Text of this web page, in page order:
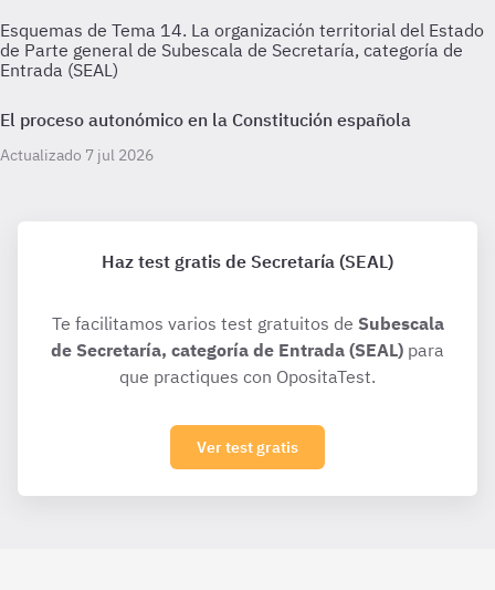
Esquemas de Tema 14. La organización territorial del Estado
de Parte general de Subescala de Secretaría, categoría de
Entrada (SEAL)
El proceso autonómico en la Constitución española
Actualizado 7 jul 2026
Haz test gratis de Secretaría (SEAL)
Te facilitamos varios test gratuitos de Subescala
de Secretaría, categoría de Entrada (SEAL) para
que practiques con OpositaTest.
Ver test gratis